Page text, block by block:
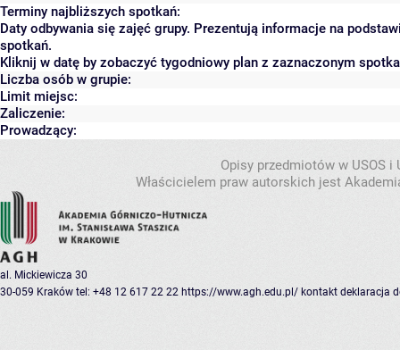
Terminy najbliższych spotkań:
Daty odbywania się zajęć grupy. Prezentują informacje na
spotkań.
Kliknij w datę by zobaczyć tygodniowy plan z zaznaczonym
Liczba osób w grupie:
Limit miejsc:
Zaliczenie:
Prowadzący:
Opisy przedmiotów w USOS
Właścicielem praw autorskich jest
al. Mickiewicza 30
30-059 Kraków tel: +48 12 617 22 22 https://www.agh.edu.pl/ kontakt deklaracja